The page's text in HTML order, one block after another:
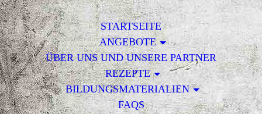
STARTSEITE
ANGEBOTE
ÜBER UNS UND UNSERE PARTNER
REZEPTE
BILDUNGSMATERIALIEN
FAQS